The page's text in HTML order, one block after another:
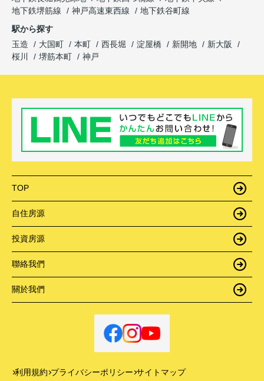
地下鉄堺筋線
神戸高速東西線
地下鉄谷町線
駅から探す
玉造
大国町 本町 西長堀 淀屋橋 新開地
新大阪
桜川
堺筋本町 神戸
TOP
自住房源
投資房源
聯絡我們
關於我們
利用規約 プライバシーポリシー サイトマップ